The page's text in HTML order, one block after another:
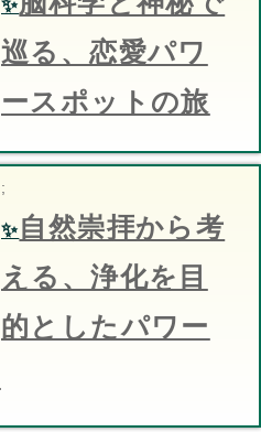
✨
巡る、恋愛パワ
ースポットの旅
;
✨自然崇拝から考
える、浄化を目
的としたパワー